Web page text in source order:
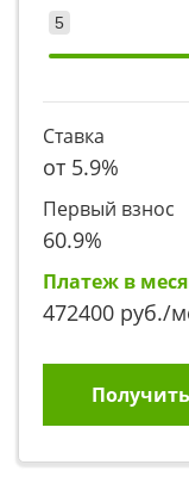
5
Ставка
от 5.9%
Первый взнос
60.9%
Платеж в
472400 руб./